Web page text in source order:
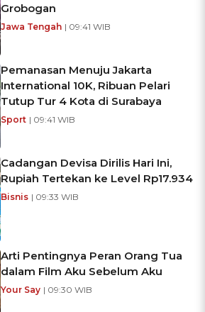
Grobogan
Jawa Tengah | 09:41 WIB
Pemanasan Menuju Jakarta
International 10K, Ribuan Pelari
Tutup Tur 4 Kota di Surabaya
Sport | 09:41 WIB
Cadangan Devisa Dirilis Hari Ini,
Rupiah Tertekan ke Level Rp17.934
Bisnis | 09:33 WIB
Arti Pentingnya Peran Orang Tua
dalam Film Aku Sebelum Aku
Your Say | 09:30 WIB